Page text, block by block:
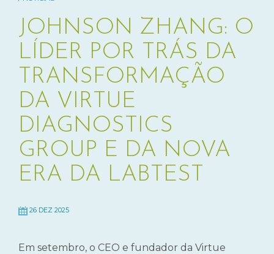
JOHNSON ZHANG: O
LÍDER POR TRÁS DA
TRANSFORMAÇÃO
DA VIRTUE
DIAGNOSTICS
GROUP E DA NOVA
ERA DA LABTEST
26 DEZ 2025
Em setembro, o CEO e fundador da Virtue